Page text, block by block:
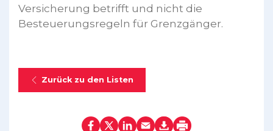
Versicherung betrifft und nicht die
Besteuerungsregeln für Grenzgänger.
Zurück zu den Listen